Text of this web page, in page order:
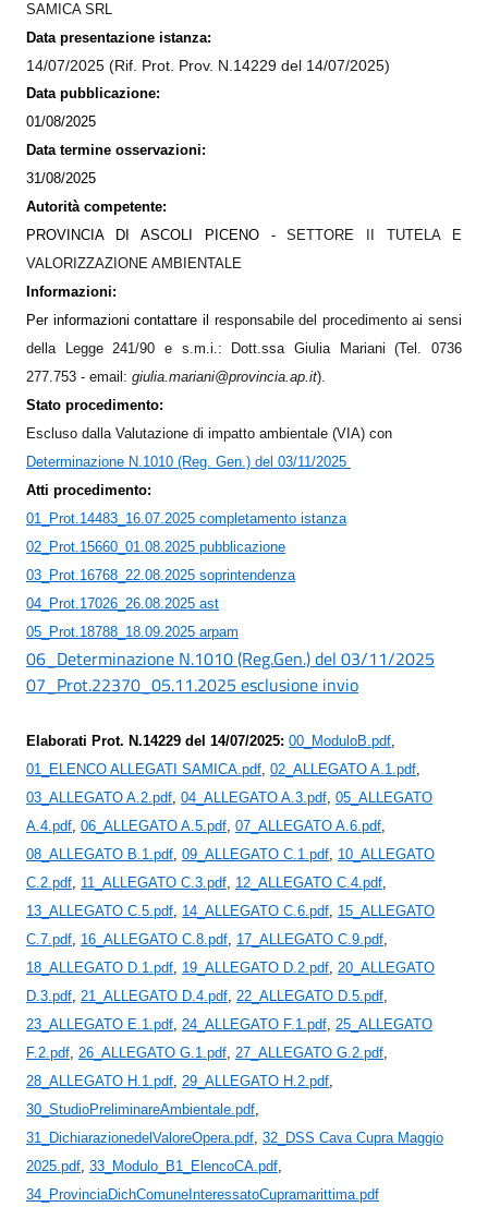
SAMICA SRL
Data presentazione istanza:
14/07/2025 (Rif. Prot. Prov. N.14229 del 14/07/2025)
Data pubblicazione:
01/08/2025
Data termine osservazioni:
31/08/2025
Autorità competente:
PROVINCIA DI ASCOLI PICENO -SETTORE II TUTELA E
VALORIZZAZIONE AMBIENTALE
Informazioni:
Per informazioni contattare il responsabile del procedimento ai sensi
della Legge 241/90 e s.m.i.: Dott.ssa Giulia Mariani (Tel. 0736
277.753 - email: giulia.mariani@provincia.ap.it).
Stato procedimento:
Escluso dalla Valutazione di impatto ambientale (VIA) con
Determinazione N.1010 (Reg. Gen.) del 03/11/2025
Atti procedimento:
01_Prot.14483_16.07.2025 completamento istanza
02_Prot.15660_01.08.2025 pubblicazione
03_Prot.16768_22.08.2025 soprintendenza
04_Prot.17026_26.08.2025 ast
05_Prot.18788_18.09.2025 arpam
06_Determinazione N.1010 (Reg.Gen.) del 03/11/2025
07_Prot.22370_05.11.2025 esclusione invio
Elaborati Prot. N.14229 del 14/07/2025: 00_ModuloB.pdf,
01_ELENCO ALLEGATI SAMICA.pdf, 02_ALLEGATO A.1.pdf,
03_ALLEGATO A.2.pdf, 04_ALLEGATO A.3.pdf, 05_ALLEGATO
A.4.pdf, 06_ALLEGATO A.5.pdf, 07_ALLEGATO A.6.pdf,
08_ALLEGATO B.1.pdf, 09_ALLEGATO C.1.pdf, 10_ALLEGATO
C.2.pdf, 11_ALLEGATO C.3.pdf, 12_ALLEGATO C.4.pdf,
13_ALLEGATO C.5.pdf, 14_ALLEGATO C.6.pdf, 15_ALLEGATO
C.7.pdf, 16_ALLEGATO C.8.pdf, 17_ALLEGATO C.9.pdf,
18_ALLEGATO D.1.pdf, 19_ALLEGATO D.2.pdf, 20_ALLEGATO
D.3.pdf, 21_ALLEGATO D.4.pdf, 22_ALLEGATO D.5.pdf,
23_ALLEGATO E.1.pdf, 24_ALLEGATO F.1.pdf, 25_ALLEGATO
F.2.pdf, 26_ALLEGATO G.1.pdf, 27_ALLEGATO G.2.pdf,
28_ALLEGATO H.1.pdf, 29_ALLEGATO H.2.pdf,
30_StudioPreliminareAmbientale.pdf,
31_DichiarazionedelValoreOpera.pdf, 32_DSS Cava Cupra Maggio
2025.pdf, 33_Modulo_B1_ElencoCA.pdf,
34_ProvinciaDichComuneInteressatoCupramarittima.pdf